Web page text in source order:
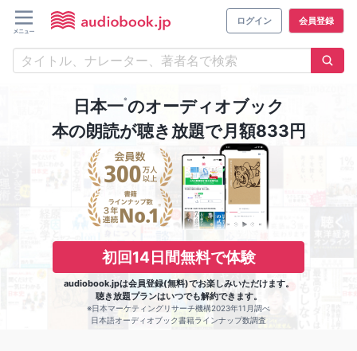
ログイン 会員登録
日本一※のオーディオブック
本の朗読が聴き放題で月額833円
初回14日間無料で体験
audiobook.jpは会員登録(無料)でお楽しみいただけます。
聴き放題プランはいつでも解約できます。
※日本マーケティングリサーチ機構2023年11月調べ
日本語オーディオブック書籍ラインナップ数調査